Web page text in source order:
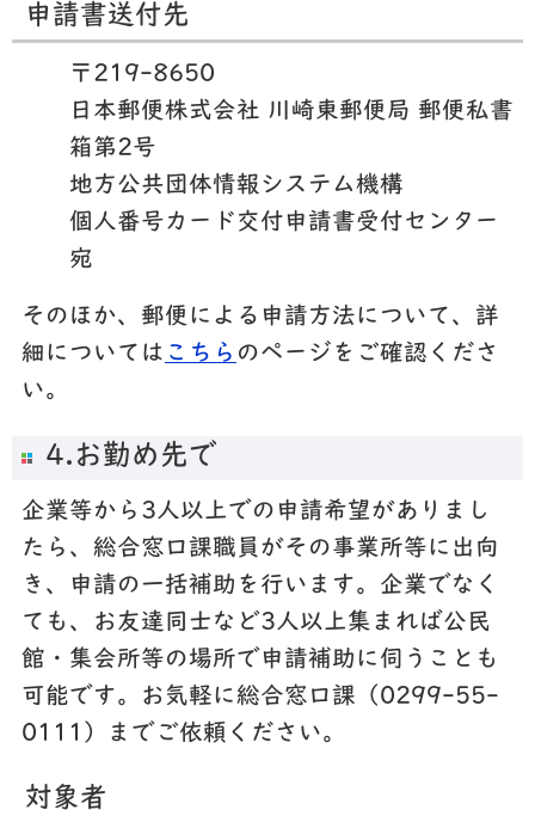
申請書送付先
〒219-8650
日本郵便株式会社 川崎東郵便局 郵便私書
箱第2号
地方公共団体情報システム機構
個人番号カード交付申請書受付センター
宛
そのほか、郵便による申請方法について、詳
細については こちら のページをご確認くださ
い。
4.お勤め先で
企業等から3人以上での申請希望がありまし
たら、総合窓口課職員がその事業所等に出向
き、申請の一括補助を行います。企業でなく
ても、お友達同士など3人以上集まれば公民
館・集会所等の場所で申請補助に伺うことも
可能です。お気軽に総合窓口課（0299-55-
0111）までご依頼ください。
対象者